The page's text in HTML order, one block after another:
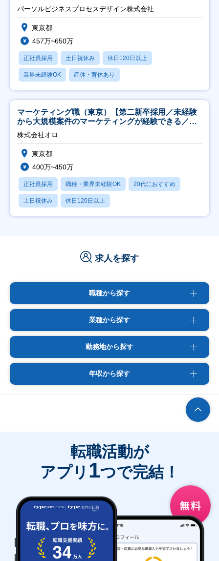
ト推進】
パーソルビジネスプロセスデザイン株式会社
東京都
457万~650万
正社員採用 土日祝休み 休日120日以上
業界未経験OK 産休・育休あり
マーケティング職（東京）【第二新卒採用／未経験
から大規模案件のマーケティングが経験できる／研
修充実】
株式会社オロ
東京都
400万~450万
正社員採用 職種・業界未経験OK 20代におすすめ
土日祝休み 休日120日以上
求人を探す
職種から探す
業種から探す
勤務地から探す
年収から探す
転職活動が
アプリ 1つで完結！